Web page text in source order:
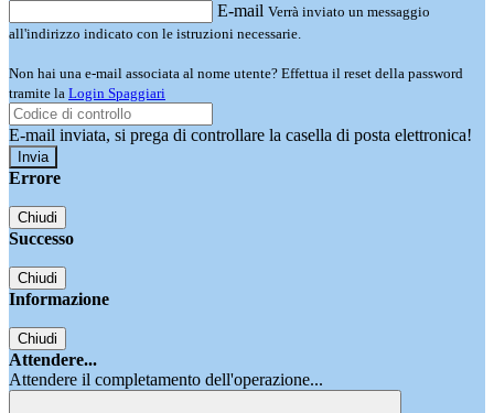
E-mail Verrà inviato un messaggio
all'indirizzo indicato con le istruzioni necessarie.
Non hai una e-mail associata al nome utente? Effettua il reset della password
tramite la Login Spaggiari
E-mail inviata, si prega di controllare la casella di posta elettronica!
Errore
Chiudi
Successo
Chiudi
Informazione
Chiudi
Attendere...
Attendere il completamento dell'operazione...